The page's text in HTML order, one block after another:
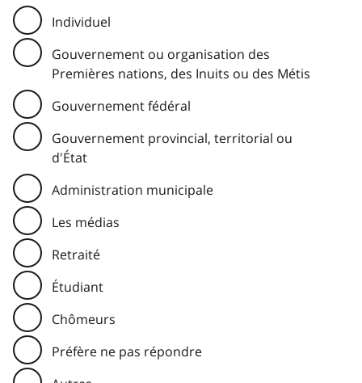
Individuel
Gouvernement ou organisation des
Premières nations, des Inuits ou des Métis
Gouvernement fédéral
Gouvernement provincial, territorial ou
d'État
Administration municipale
Les médias
Retraité
Étudiant
Chômeurs
Préfère ne pas répondre